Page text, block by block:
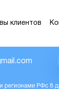
клиентов
регионами РФс 8